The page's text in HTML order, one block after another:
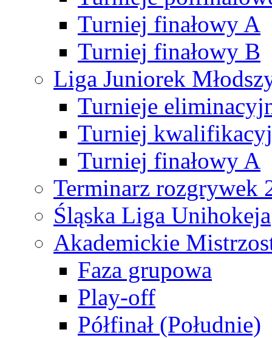
Turniej finałowy A
Turniej finałowy B
Liga Juniorek
Turnieje
Turniej
Turniej finałowy A
Terminarz rozgrywek
Śląska Liga Unihokeja
Akademickie
Faza grupowa
Play-off
Półfinał (Południe)